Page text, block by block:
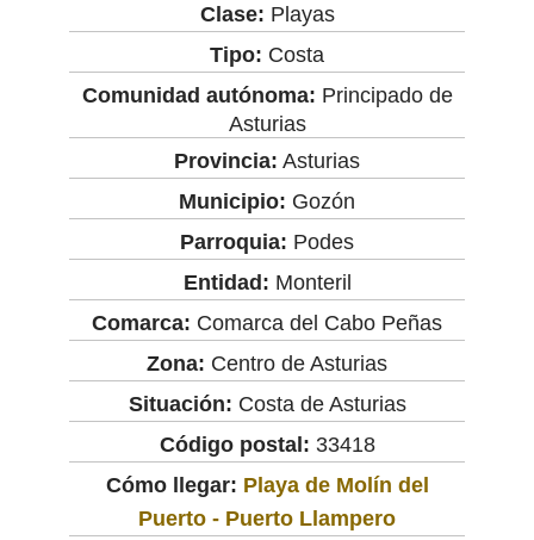
Clase: Playas
Tipo: Costa
Comunidad autónoma: Principado de
Asturias
Provincia: Asturias
Municipio: Gozón
Parroquia: Podes
Entidad: Monteril
Comarca: Comarca del Cabo Peñas
Zona: Centro de Asturias
Situación: Costa de Asturias
Código postal: 33418
Cómo llegar: Playa de Molín del
Puerto - Puerto Llampero